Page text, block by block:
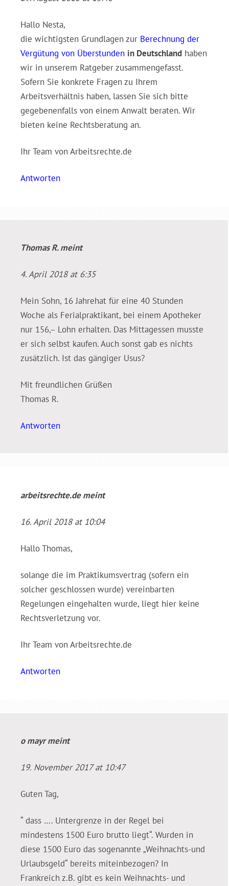
Hallo Nesta,
die wichtigsten Grundlagen zur Berechnung der
Vergütung von Überstunden in Deutschland haben
wir in unserem Ratgeber zusammengefasst.
Sofern Sie konkrete Fragen zu Ihrem
Arbeitsverhältnis haben, lassen Sie sich bitte
gegebenenfalls von einem Anwalt beraten. Wir
bieten keine Rechtsberatung an.
Ihr Team von Arbeitsrechte.de
Antworten
Thomas R.meint
4. April 2018 at 6:35
Mein Sohn, 16 Jahrehat für eine 40 Stunden
Woche als Ferialpraktikant, bei einem Apotheker
nur 156,– Lohn erhalten. Das Mittagessen musste
er sich selbst kaufen. Auch sonst gab es nichts
zusätzlich. Ist das gängiger Usus?
Mit freundlichen Grüßen
Thomas R.
Antworten
arbeitsrechte.demeint
16. April 2018 at 10:04
Hallo Thomas,
solange die im Praktikumsvertrag (sofern ein
solcher geschlossen wurde) vereinbarten
Regelungen eingehalten wurde, liegt hier keine
Rechtsverletzung vor.
Ihr Team von Arbeitsrechte.de
Antworten
o mayrmeint
19. November 2017 at 10:47
Guten Tag,
“ dass …. Untergrenze in der Regel bei
mindestens 1500 Euro brutto liegt“. Wurden in
diese 1500 Euro das sogenannte „Weihnachts-und
Urlaubsgeld“ bereits miteinbezogen? In
Frankreich z.B. gibt es kein Weihnachts- und